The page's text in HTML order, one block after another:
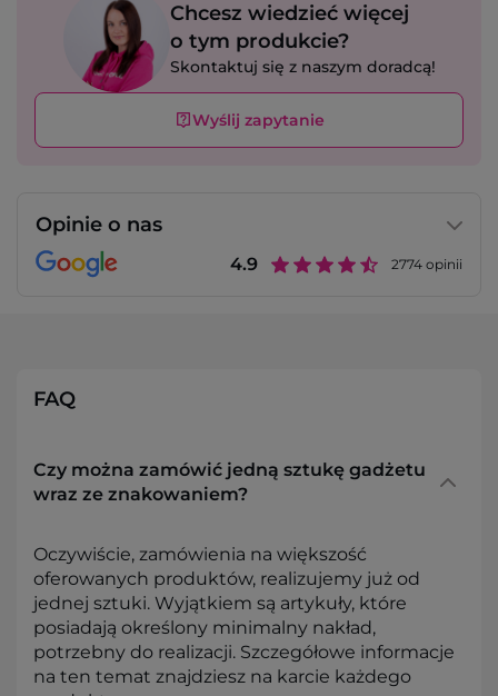
Chcesz wiedzieć więcej
o tym produkcie?
Skontaktuj się z naszym doradcą!
Wyślij zapytanie
Opinie o nas
4.9 2774 opinii
FAQ
Czy można zamówić jedną sztukę gadżetu
wraz ze znakowaniem?
Oczywiście, zamówienia na większość
oferowanych produktów, realizujemy już od
jednej sztuki. Wyjątkiem są artykuły, które
posiadają określony minimalny nakład,
potrzebny do realizacji. Szczegółowe informacje
na ten temat znajdziesz na karcie każdego